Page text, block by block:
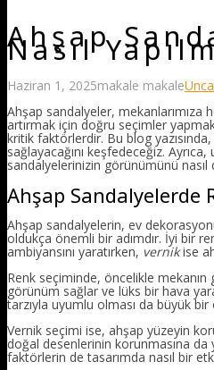
Ahşap
Nasıl
Haziran 1, 2025makale makale
Ahşap sandalyeler, mekanlarımıza
artırmak için doğru seçimler
kritik faktörlerdir. Bu blog
sağlayacağını keşfedeceğiz.
sandalyelerinizin görünümünü
Ahşap Sandalyelerde
Ahşap sandalyelerin, ev
oldukça önemli bir adımdır. İyi bir
ambiyansını yaratırken, vernikise
Renk seçiminde, öncelikle
görünüm sağlar ve lüks bir hava
tarzıyla uyumlu olması da büyük bir
Vernik seçimi ise, ahşap yüzeyin
doğal desenlerinin korunmasına
faktörlerin de tasarımda nasıl bir